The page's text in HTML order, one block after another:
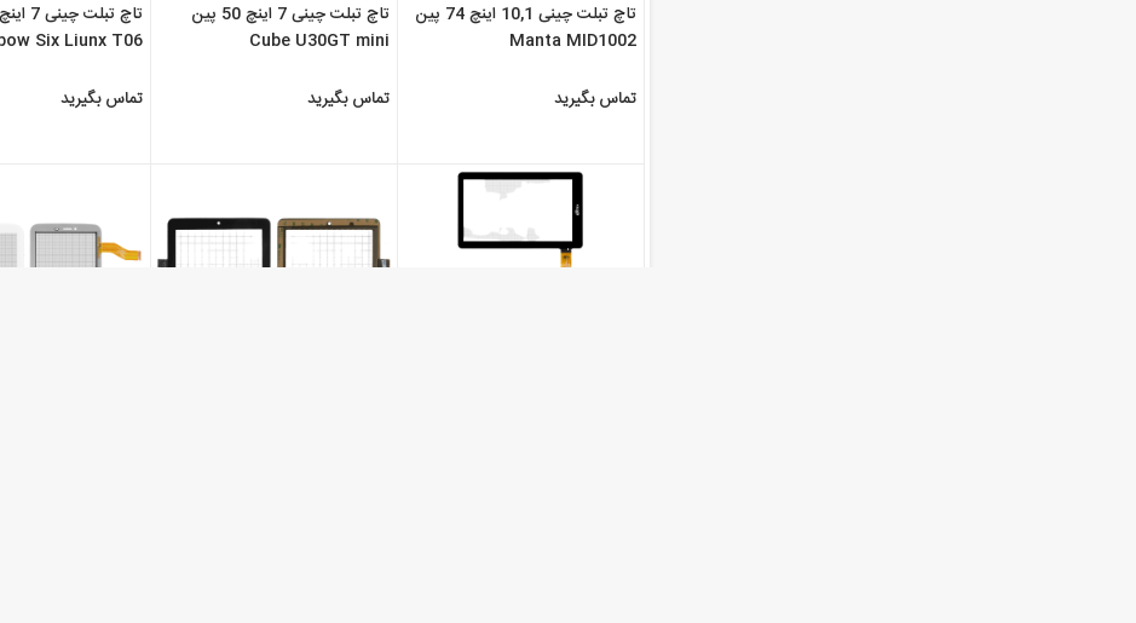
تاچ تبلت چینی 10,1 اینچ 74 پین
Manta MID1002
تماس بگیرید
تاچ تبلت چینی 7 اینچ 50 پین
Cube U30GT mini
تماس بگیرید
Six Liunx T06
تماس بگیرید